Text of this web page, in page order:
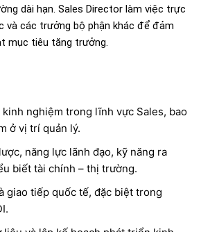
dài hạn. Sales Director làm việc trực
và các trưởng bộ phận khác để đảm
mục tiêu tăng trưởng.
kinh nghiệm trong lĩnh vực Sales, bao
ở vị trí quản lý.
năng lực lãnh đạo, kỹ năng ra
biết tài chính – thị trường.
giao tiếp quốc tế, đặc biệt trong